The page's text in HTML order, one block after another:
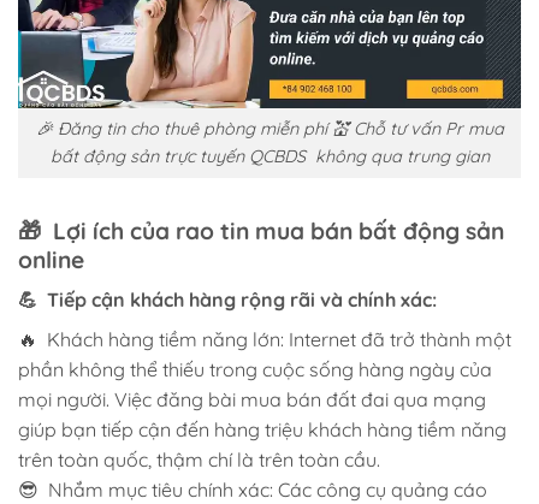
🎉 Đăng tin cho thuê phòng miễn phí 💒 Chỗ tư vấn Pr mua
bất động sản trực tuyến QCBDS không qua trung gian
🎁 Lợi ích của rao tin mua bán bất động sản
online
💪 Tiếp cận khách hàng rộng rãi và chính xác:
🔥 Khách hàng tiềm năng lớn: Internet đã trở thành một
phần không thể thiếu trong cuộc sống hàng ngày của
mọi người. Việc đăng bài mua bán đất đai qua mạng
giúp bạn tiếp cận đến hàng triệu khách hàng tiềm năng
trên toàn quốc, thậm chí là trên toàn cầu.
😎 Nhắm mục tiêu chính xác: Các công cụ quảng cáo